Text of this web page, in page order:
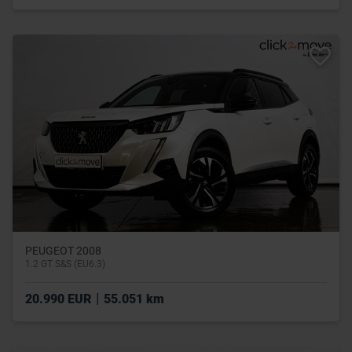
PEUGEOT 2008
1.2 GT S&S (EU6.3)
20.990 EUR | 55.051 km